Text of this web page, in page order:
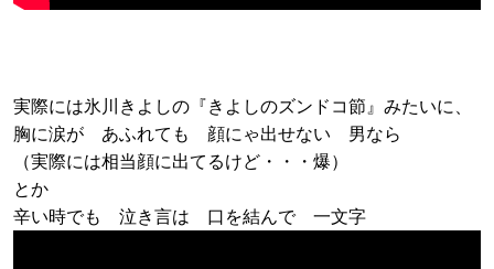
実際には氷川きよしの『きよしのズンドコ節』みたいに、
胸に涙が あふれても 顔にゃ出せない 男なら
（実際には相当顔に出てるけど・・・爆）
とか
辛い時でも 泣き言は 口を結んで 一文字